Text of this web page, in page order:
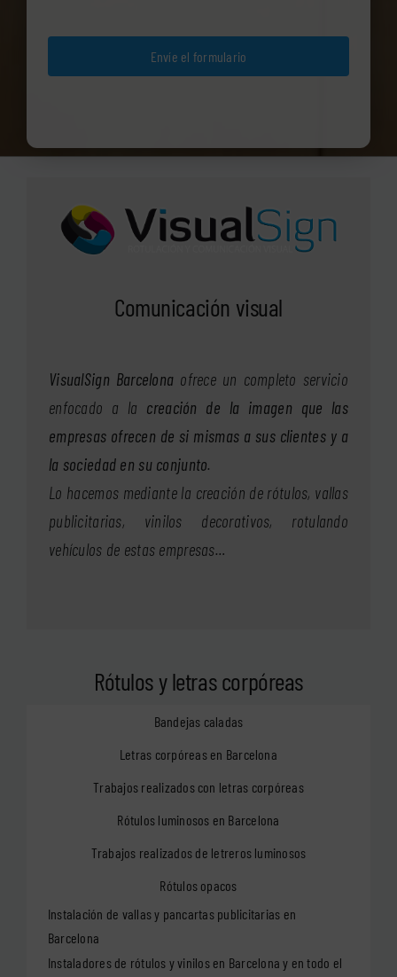
Envíe el formulario
Comunicación visual
VisualSign Barcelona ofrece un completo servicio
enfocado a la creación de la imagen que las
empresas ofrecen de si mismas a sus clientes y a
la sociedad en su conjunto.
Lo hacemos mediante la creación de rótulos, vallas
publicitarias, vinilos decorativos, rotulando
vehículos de estas empresas…
Rótulos y letras corpóreas
Bandejas caladas
Letras corpóreas en Barcelona
Trabajos realizados con letras corpóreas
Rótulos luminosos en Barcelona
Trabajos realizados de letreros luminosos
Rótulos opacos
Instalación de vallas y pancartas publicitarias en
Barcelona
Instaladores de rótulos y vinilos en Barcelona y en todo el